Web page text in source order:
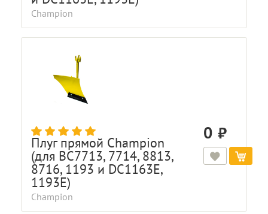
Champion
Плуг прямой Champion
(для BC7713, 7714, 8813,
8716, 1193 и DC1163E,
1193E)
Champion
0